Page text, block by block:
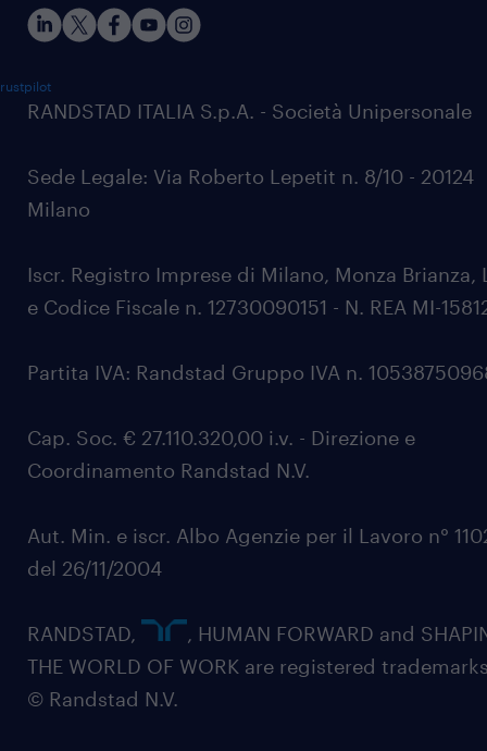
RANDSTAD ITALIA S.p.A. - Società Unipersonale
Sede Legale: Via Roberto Lepetit n. 8/10 - 20124
Milano
Iscr. Registro Imprese di Milano, Monza Brianza,
e Codice Fiscale n. 12730090151 - N. REA MI-
Partita IVA: Randstad Gruppo IVA n.
Cap. Soc. € 27.110.320,00 i.v. - Direzione e
Coordinamento Randstad N.V.
Aut. Min. e iscr. Albo Agenzie per il Lavoro n°
del 26/11/2004
RANDSTAD,
, HUMAN FORWARD and
THE WORLD OF WORK are registered
© Randstad N.V.